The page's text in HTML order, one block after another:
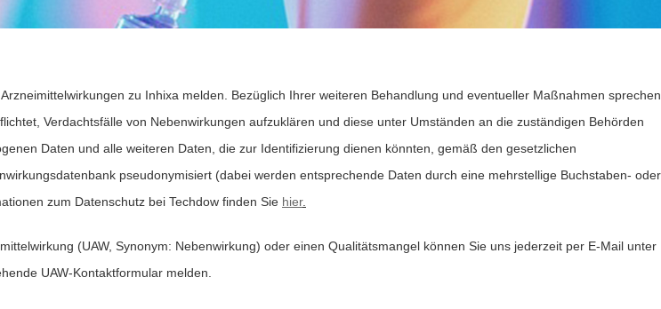
zu Inhixa melden. Bezüglich Ihrer weiteren Behandlung und eventueller Maßnahmen sprechen
Verdachtsfälle von Nebenwirkungen aufzuklären und diese unter Umständen an die zuständigen Behörden
Daten und alle weiteren Daten, die zur Identifizierung dienen könnten, gemäß den gesetzlichen
pseudonymisiert (dabei werden entsprechende Daten durch eine mehrstellige Buchstaben- oder
zum Datenschutz bei Techdow finden Sie hier.
(UAW, Synonym: Nebenwirkung) oder einen Qualitätsmangel können Sie uns jederzeit per E-Mail unter
UAW-Kontaktformular melden.